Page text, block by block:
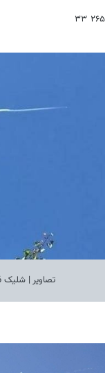
۲۶۵ ۳۳
تصاویر | شلیک 6 موشک از ایران به سرزمین‌های اشغالی